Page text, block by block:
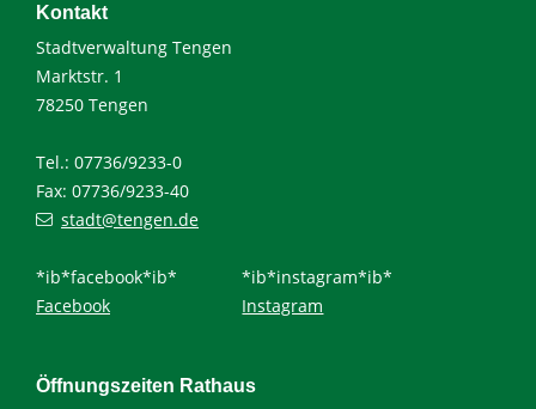
Kontakt
Stadtverwaltung Tengen
Marktstr. 1
78250 Tengen
Tel.: 07736/9233-0
Fax: 07736/9233-40
stadt@tengen.de
*ib*facebook*ib*
Facebook
*ib*instagram*ib*
Instagram
Öffnungszeiten Rathaus